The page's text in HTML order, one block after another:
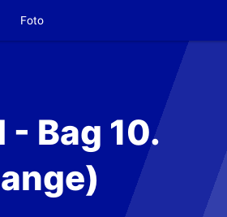
Foto
- Bag 10.